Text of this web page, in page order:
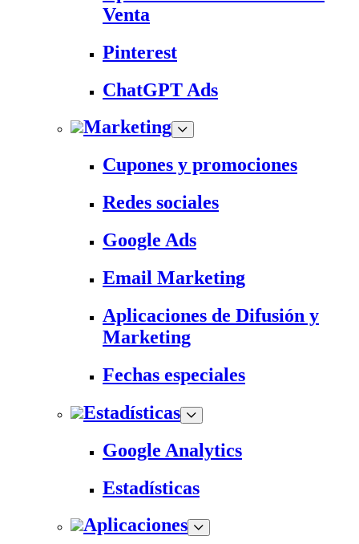
Venta
Pinterest
ChatGPT Ads
Marketing
Cupones y promociones
Redes sociales
Google Ads
Email Marketing
Aplicaciones de Difusión y
Marketing
Fechas especiales
Estadísticas
Google Analytics
Estadísticas
Aplicaciones